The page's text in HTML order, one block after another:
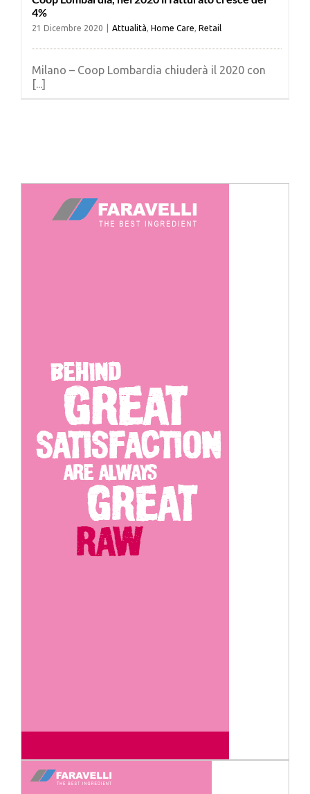
4%
21 Dicembre 2020 Attualità Home Care Retail
Milano – Coop Lombardia chiuderà il 2020 con
[...]